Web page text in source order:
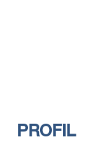
PROFIL